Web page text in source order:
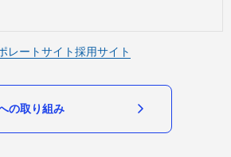
レートサイト採用サイト
の取り組み